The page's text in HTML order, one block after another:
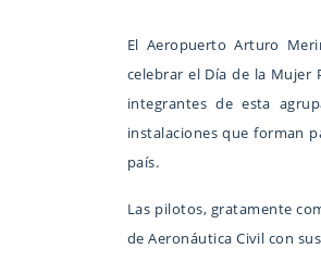
El Aeropuerto Arturo
celebrar el Día de la Mujer
integrantes de esta
instalaciones que forman
país.
Las pilotos, gratamente
de Aeronáutica Civil con